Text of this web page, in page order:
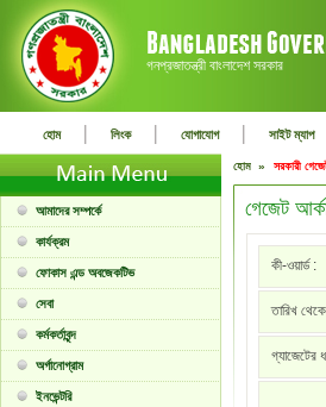
গনপ্রজাতন্ত্রী বাংলাদেশ সরকার
হোম | লিংক | যোগাযোগ | সাইট ম্যাপ
আমাদের সম্পর্কে
কার্যক্রম
ফোকাস এন্ড অবজেকটিভ
সেবা
কর্মকর্তাবৃন্দ
অর্গানোগ্রাম
ইনভেন্টরি
হোম » সরকারী
গেজেট
কী-ওয়ার্ড :
তারিখ
গ্যাজেটের